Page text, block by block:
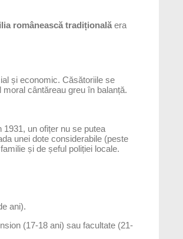
românească tradițională era
și economic. Căsătoriile se
moral cântăreau greu în balanță.
un ofițer nu se putea
unei dote considerabile (peste
și de șeful poliției locale.
ani).
(17-18 ani) sau facultate (21-